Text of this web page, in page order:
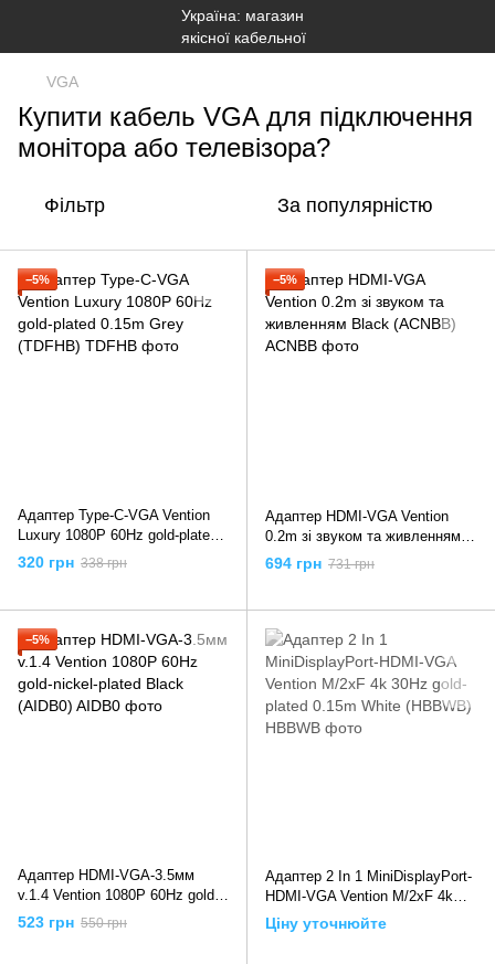
VGA
Купити кабель VGA для підключення
монітора або телевізора?
Фільтр За популярністю
−5%
Адаптер Type-C-VGA Vention
Luxury 1080P 60Hz gold-plated
0.15m Grey (TDFHB), 0.15m,
320 грн 338 грн
−5%
Адаптер HDMI-VGA Vention
0.2m зі звуком та живленням
Black (ACNBB), 0.2m, Чорний
694 грн 731 грн
−5%
Адаптер HDMI-VGA-3.5мм
v.1.4 Vention 1080P 60Hz gold-
nickel-plated Black (AIDB0),
Чорний
523 грн 550 грн
Адаптер 2 In 1 MiniDisplayPort-
HDMI-VGA Vention M/2xF 4k
30Hz gold-plated 0.15m White
(HBBWB), 0.15m, Білий
Ціну уточнюйте